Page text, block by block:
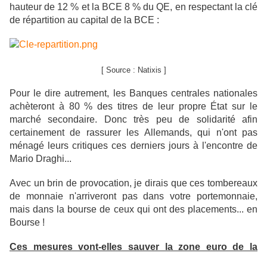
hauteur de 12 % et la BCE 8 % du QE, en respectant la clé
de répartition au capital de la BCE :
[ Source : Natixis ]
Pour le dire autrement, les Banques centrales nationales
achèteront à 80 % des titres de leur propre État sur le
marché secondaire. Donc très peu de solidarité afin
certainement de rassurer les Allemands, qui n'ont pas
ménagé leurs critiques ces derniers jours à l'encontre de
Mario Draghi...
Avec un brin de provocation, je dirais que ces tombereaux
de monnaie n'arriveront pas dans votre portemonnaie,
mais dans la bourse de ceux qui ont des placements... en
Bourse !
Ces mesures vont-elles sauver la zone euro de la